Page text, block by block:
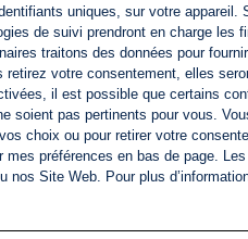
uniques, sur votre appareil.
de suivi prendront en charge les
traitons des données pour
retirez votre consentement, elles
il est possible que certains
soient pas pertinents pour vous.
choix ou pour retirer votre
préférences en bas de page.
nos Site Web. Pour plus